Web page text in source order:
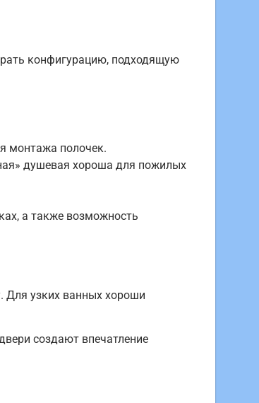
конфигурацию, подходящую
монтажа полочек.
душевая хороша для пожилых
а также возможность
Для узких ванных хороши
создают впечатление